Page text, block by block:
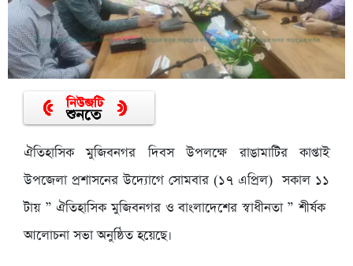
ঐতিহাসিক মুজিবনগর দিবস উপলক্ষে রাঙামাটির কাপ্তাই
উপজেলা প্রশাসনের উদ্যোগে সোমবার (১৭ এপ্রিল) সকাল ১১
টায় ” ঐতিহাসিক মুজিবনগর ও বাংলাদেশের স্বাধীনতা ” শীর্ষক
আলোচনা সভা অনুষ্ঠিত হয়েছে।